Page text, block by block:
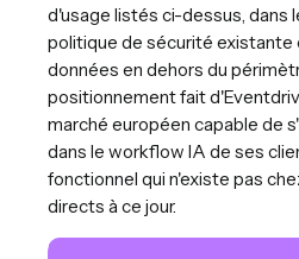
d'usage listés ci-dessus, dans
politique de sécurité existante
données en dehors du
positionnement fait
marché européen capable de
dans le workflow IA de ses
fonctionnel qui n'existe pas
directs à ce jour.